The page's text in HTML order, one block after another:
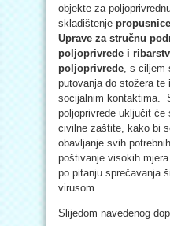
objekte za
skladištenje
Uprave za stručnu
poljoprivrede i
poljoprivrede, s ciljem
putovanja do stožera te
socijalnim kontaktima.
poljoprivrede uključit će
civilne zaštite, kako bi
obavljanje svih
poštivanje visokih
po pitanju sprečavanja
virusom.
Slijedom navedenog